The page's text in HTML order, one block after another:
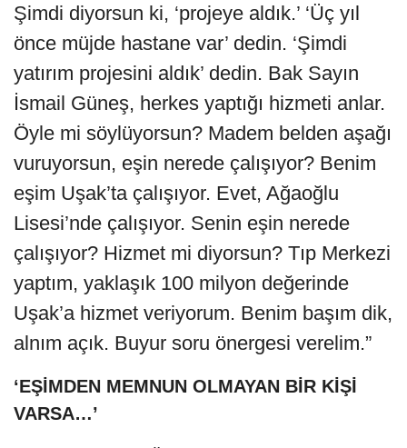
Şimdi diyorsun ki, ‘projeye aldık.’ ‘Üç yıl
önce müjde hastane var’ dedin. ‘Şimdi
yatırım projesini aldık’ dedin. Bak Sayın
İsmail Güneş, herkes yaptığı hizmeti anlar.
Öyle mi söylüyorsun? Madem belden aşağı
vuruyorsun, eşin nerede çalışıyor? Benim
eşim Uşak’ta çalışıyor. Evet, Ağaoğlu
Lisesi’nde çalışıyor. Senin eşin nerede
çalışıyor? Hizmet mi diyorsun? Tıp Merkezi
yaptım, yaklaşık 100 milyon değerinde
Uşak’a hizmet veriyorum. Benim başım dik,
alnım açık. Buyur soru önergesi verelim.”
‘EŞİMDEN MEMNUN OLMAYAN BİR KİŞİ
VARSA…’